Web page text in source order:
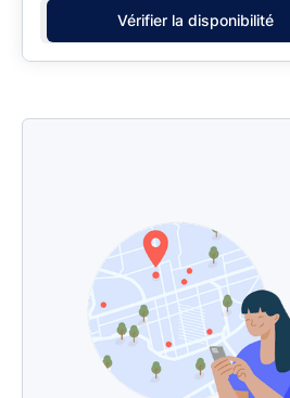
Vérifier la disponibilité